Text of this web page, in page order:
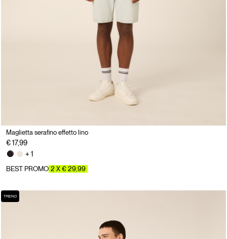
Maglietta serafino effetto lino
€ 17,99
+ 1
BEST PROMO 2 X € 29,99
TREND